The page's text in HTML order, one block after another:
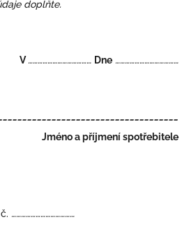
doplňte.
V………………………………… Dne …………………………………
Jméno a příjmení spotřebitele
…………………………………